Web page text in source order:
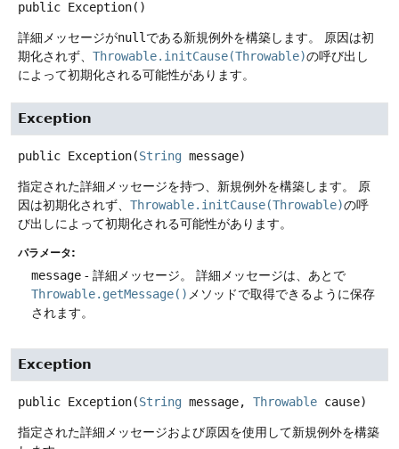
public Exception()
詳細メッセージがnull である新規例外を構築します。
原因は初
期化されず、 Throwable.initCause(Throwable)の呼び出し
によって初期化される可能性があります。
Exception
public Exception(String message)
指定された詳細メッセージを持つ、新規例外を構築します。
原
因は初期化されず、 Throwable.initCause(Throwable)の呼
び出しによって初期化される可能性があります。
パラメータ:
message - 詳細メッセージ。
詳細メッセージは、あとで
Throwable.getMessage() メソッドで取得できるように保存
されます。
Exception
public Exception(String message, Throwable cause)
指定された詳細メッセージおよび原因を使用して新規例外を構築